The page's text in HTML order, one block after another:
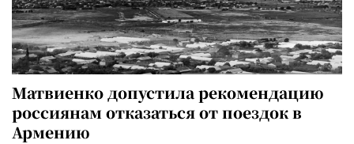
Матвиенко допустила рекомендацию
россиянам отказаться от поездок в
Армению